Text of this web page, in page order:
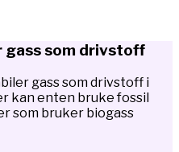
gass som drivstoff
gass som drivstoff i
kan enten bruke fossil
som bruker biogass